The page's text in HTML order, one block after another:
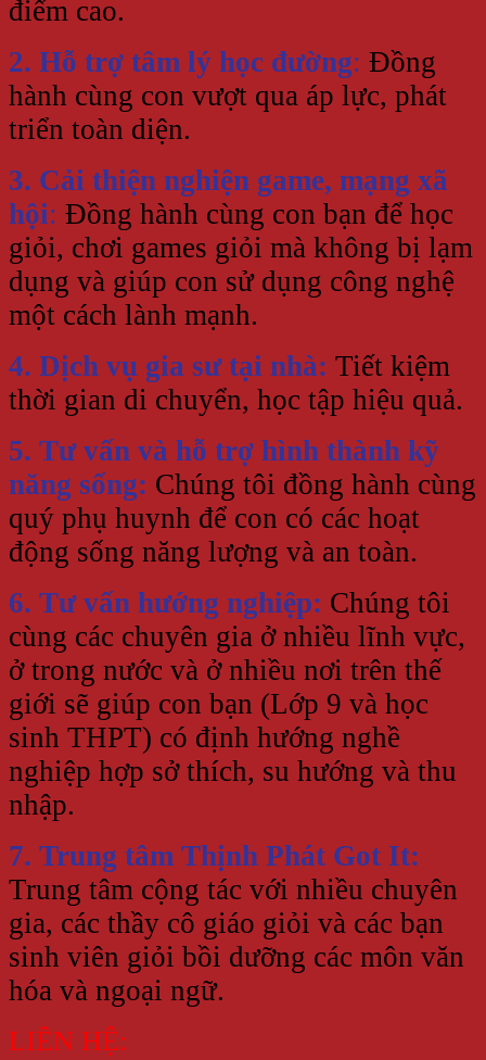
điểm cao.
2. Hỗ trợ tâm lý học đường: Đồng
hành cùng con vượt qua áp lực, phát
triển toàn diện.
3. Cải thiện nghiện game, mạng xã
hội: Đồng hành cùng con bạn để học
giỏi, chơi games giỏi mà không bị lạm
dụng và giúp con sử dụng công nghệ
một cách lành mạnh.
4. Dịch vụ gia sư tại nhà: Tiết kiệm
thời gian di chuyển, học tập hiệu quả.
5. Tư vấn và hỗ trợ hình thành kỹ
năng sống: Chúng tôi đồng hành cùng
quý phụ huynh để con có các hoạt
động sống năng lượng và an toàn.
6. Tư vấn hướng nghiệp: Chúng tôi
cùng các chuyên gia ở nhiều lĩnh vực,
ở trong nước và ở nhiều nơi trên thế
giới sẽ giúp con bạn (Lớp 9 và học
sinh THPT) có định hướng nghề
nghiệp hợp sở thích, su hướng và thu
nhập.
7. Trung tâm Thịnh Phát Got It:
Trung tâm cộng tác với nhiều chuyên
gia, các thầy cô giáo giỏi và các bạn
sinh viên giỏi bồi dưỡng các môn văn
hóa và ngoại ngữ.
LIÊN HỆ: